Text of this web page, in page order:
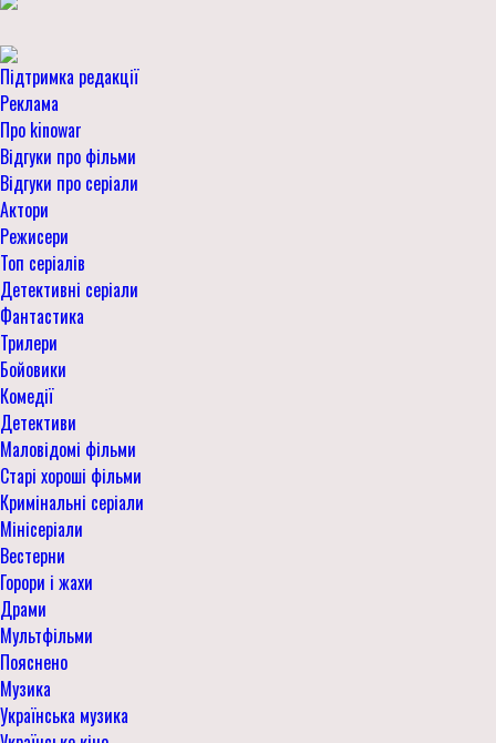
Підтримка редакції
Реклама
Про kinowar
Відгуки про фільми
Відгуки про серіали
Актори
Режисери
Топ серіалів
Детективні серіали
Фантастика
Трилери
Бойовики
Комедії
Детективи
Маловідомі фільми
Старі хороші фільми
Кримінальні серіали
Мінісеріали
Вестерни
Горори і жахи
Драми
Мультфільми
Пояснено
Музика
Українська музика